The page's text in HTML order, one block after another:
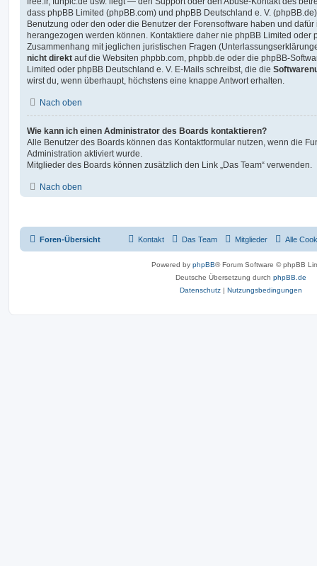
dass phpBB Limited (phpBB.com) und phpBB Deutschland e. V.
Benutzung oder den oder die Benutzer der Forensoftware haben und
herangezogen werden können. Kontaktiere daher nie phpBB Limited oder
Zusammenhang mit jeglichen juristischen Fragen
nicht direkt auf die Websiten phpbb.com, phpbb.de oder die phpBB-
Limited oder phpBB Deutschland e. V. E-Mails schreibst, die die
wirst du, wenn überhaupt, höchstens eine knappe Antwort erhalten.
Nach oben
Wie kann ich einen Administrator des Boards kontaktieren?
Alle Benutzer des Boards können das Kontaktformular nutzen, wenn die
Administration aktiviert wurde.
Mitglieder des Boards können zusätzlich den Link „Das Team“ verwenden.
Nach oben
Foren-Übersicht Alle
Mitglieder
Das Team
Kontakt
Powered by phpBB® Forum Software © phpBB
Deutsche Übersetzung durch phpBB.de
Datenschutz | Nutzungsbedingungen